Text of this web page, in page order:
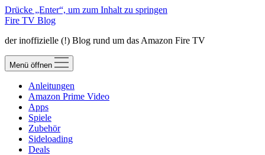
Drücke „Enter“, um zum Inhalt zu springen
Fire TV Blog
der inoffizielle (!) Blog rund um das Amazon Fire TV
Menü öffnen
Anleitungen
Amazon Prime Video
Apps
Spiele
Zubehör
Sideloading
Deals